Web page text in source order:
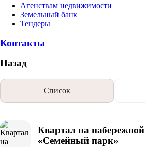
Агенствам недвижимости
Земельный банк
Тендеры
Контакты
Назад
Список
Квартал на набережной
«Семейный парк»